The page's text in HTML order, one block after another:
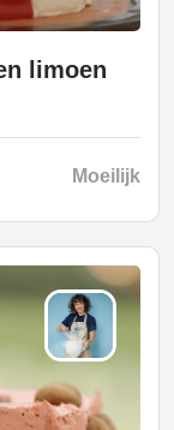
limoen
Moeilijk